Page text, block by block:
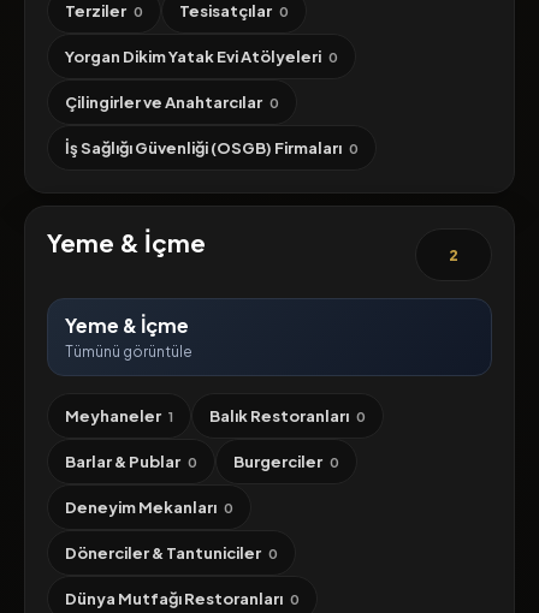
Terziler 0 Tesisatçılar 0
Yorgan Dikim Yatak Evi Atölyeleri 0
Çilingirler ve Anahtarcılar 0
İş Sağlığı Güvenliği (OSGB) Firmaları 0
Yeme & İçme 2
Yeme & İçme
Tümünü görüntüle
Meyhaneler 1 Balık Restoranları 0
Barlar & Publar 0 Burgerciler 0
Deneyim Mekanları 0
Dönerciler & Tantuniciler 0
Dünya Mutfağı Restoranları 0